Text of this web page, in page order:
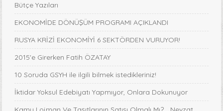
Bütçe Yazıları
EKONOMİDE DÖNÜŞÜM PROGRAMI AÇIKLANDI
RUSYA KRİZİ EKONOMİYİ 6 SEKTÖRDEN VURUYOR!
2015'e Girerken Fatih ÖZATAY
10 Soruda GSYH ile ilgili bilmek istedikleriniz!
İktidar Yoksul Edebiyatı Yapmıyor, Onlara Dokunuyor